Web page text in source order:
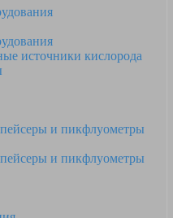
источники кислорода
и пикфлуометры
и пикфлуометры